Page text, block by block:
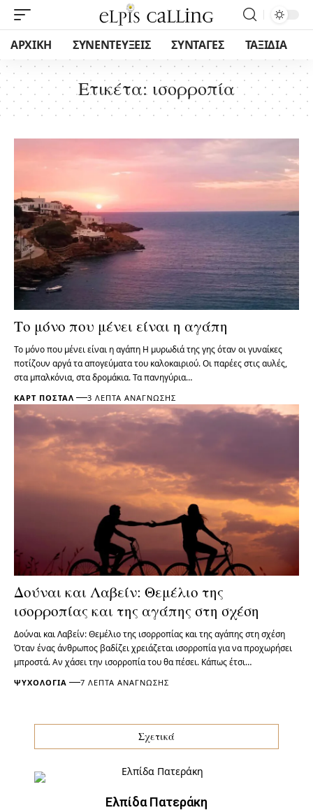
ΑΡΧΙΚΗ ΣΥΝΕΝΤΕΥΞΕΙΣ ΣΥΝΤΑΓΕΣ ΤΑΞΙΔΙΑ
Ετικέτα: ισορροπία
Το μόνο που μένει είναι η αγάπη
Το μόνο που μένει είναι η αγάπη Η μυρωδιά της γης όταν οι γυναίκες
ποτίζουν αργά τα απογεύματα του καλοκαιριού. Οι παρέες στις αυλές,
στα μπαλκόνια, στα δρομάκια. Τα πανηγύρια…
ΚΑΡΤ ΠΟΣΤΆΛ 3 ΛΕΠΤΆ ΑΝΆΓΝΩΣΗΣ
Δούναι και Λαβείν: Θεμέλιο της
ισορροπίας και της αγάπης στη σχέση
Δούναι και Λαβείν: Θεμέλιο της ισορροπίας και της αγάπης στη σχέση
Όταν ένας άνθρωπος βαδίζει χρειάζεται ισορροπία για να προχωρήσει
μπροστά. Αν χάσει την ισορροπία του θα πέσει. Κάπως έτσι…
ΨΥΧΟΛΟΓΊΑ 7 ΛΕΠΤΆ ΑΝΆΓΝΩΣΗΣ
Σχετικά
Ελπίδα Πατεράκη